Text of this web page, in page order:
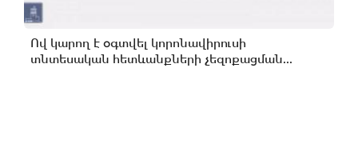
Ով կարող է օգտվել կորոնավիրուսի
տնտեսական հետևանքների չեզոքացման...